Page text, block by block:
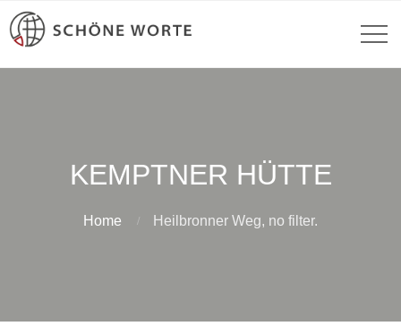
KEMPTNER HÜTTE
Home Heilbronner Weg, no filter.